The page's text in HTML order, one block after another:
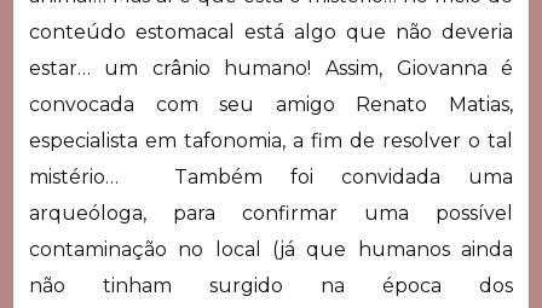
conteúdo estomacal está algo que não deveria
estar… um crânio humano! Assim, Giovanna é
convocada com seu amigo Renato Matias,
especialista em tafonomia, a fim de resolver o tal
mistério… Também foi convidada uma
arqueóloga, para confirmar uma possível
contaminação no local (já que humanos ainda
não tinham surgido na época dos